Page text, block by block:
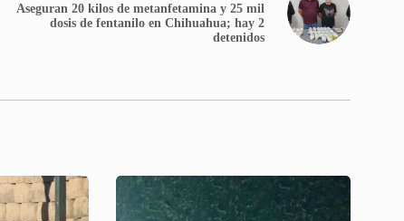
Aseguran 20 kilos de metanfetamina y 25 mil
dosis de fentanilo en Chihuahua; hay 2
detenidos